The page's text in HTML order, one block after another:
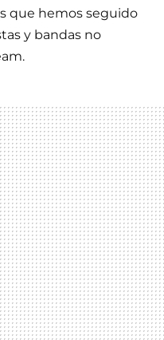
que hemos seguido
y bandas no